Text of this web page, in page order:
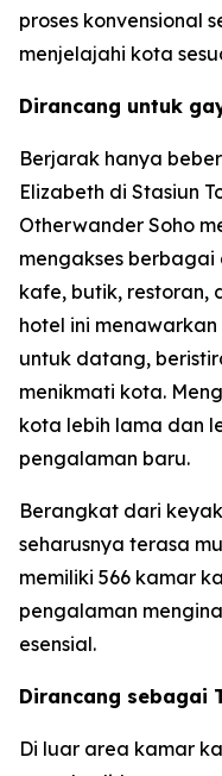
proses konvensional
menjelajahi kota
Dirancang untuk
Berjarak hanya
Elizabeth di Stasiun
Otherwander Soho
mengakses
kafe, butik, restoran,
hotel ini
untuk datang,
menikmati kota.
kota lebih lama dan
pengalaman baru.
Berangkat dari
seharusnya terasa
memiliki 566 kamar
pengalaman
esensial.
Dirancang sebagai
Di luar area kamar